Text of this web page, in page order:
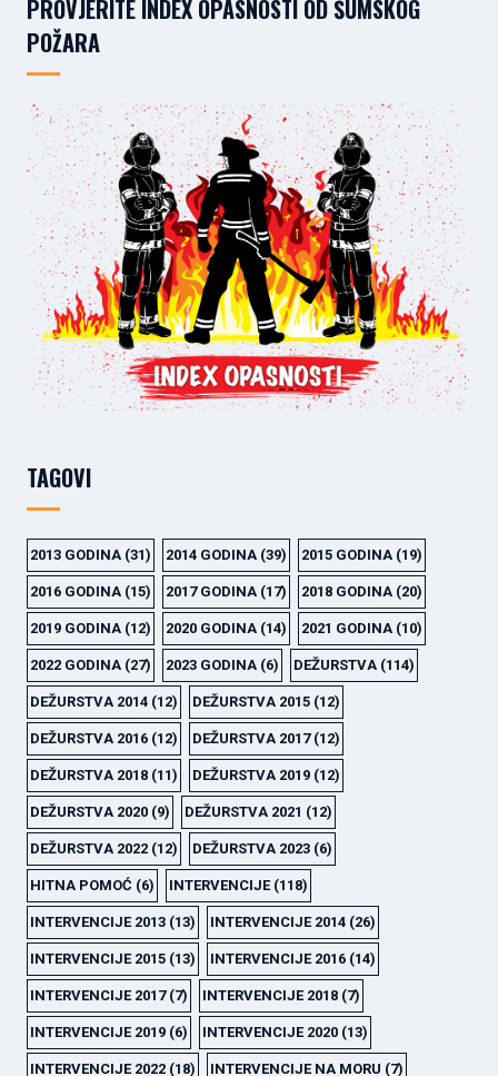
PROVJERITE INDEX OPASNOSTI OD ŠUMSKOG
POŽARA
TAGOVI
2013 GODINA (31) 2014 GODINA (39) 2015 GODINA (19)
2016 GODINA (15) 2017 GODINA (17) 2018 GODINA (20)
2019 GODINA (12) 2020 GODINA (14) 2021 GODINA (10)
2022 GODINA (27) 2023 GODINA (6) DEŽURSTVA (114)
DEŽURSTVA 2014 (12) DEŽURSTVA 2015 (12)
DEŽURSTVA 2016 (12) DEŽURSTVA 2017(12)
DEŽURSTVA 2018 (11) DEŽURSTVA 2019 (12)
DEŽURSTVA 2020 (9) DEŽURSTVA 2021 (12)
DEŽURSTVA 2022 (12) DEŽURSTVA 2023 (6)
HITNA POMOĆ (6) INTERVENCIJE(118)
INTERVENCIJE 2013 (13) INTERVENCIJE 2014 (26)
INTERVENCIJE 2015 (13) INTERVENCIJE 2016 (14)
INTERVENCIJE 2017(7) INTERVENCIJE 2018 (7)
INTERVENCIJE 2019 (6) INTERVENCIJE 2020 (13)
INTERVENCIJE 2022 (18) INTERVENCIJE NA MORU (7)